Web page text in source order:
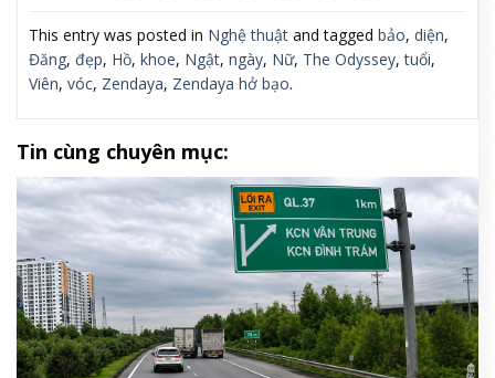
This entry was posted in Nghệ thuật and tagged bảo, diện,
Đăng, đẹp, Hồ, khoe, Ngật, ngày, Nữ, The Odyssey,tuổi,
Viên, vóc, Zendaya, Zendaya hở bạo.
Tin cùng chuyên mục: